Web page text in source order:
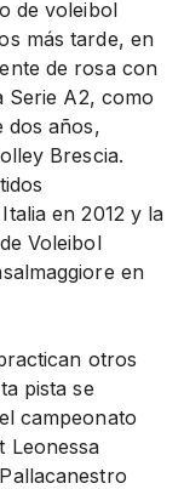
de voleibol
más tarde, en
de rosa con
Serie A2, como
dos años,
Brescia.
en 2012 y la
Voleibol
en
otros
pista se
campeonato
Leonessa